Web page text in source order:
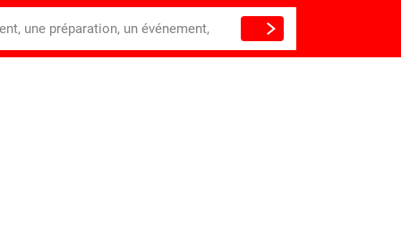
une préparation, un événement,